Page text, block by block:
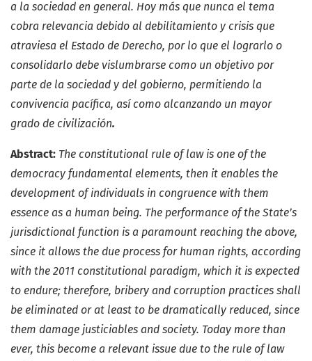
a la sociedad en general. Hoy más que nunca el tema
cobra relevancia debido al debilitamiento y crisis que
atraviesa el Estado de Derecho, por lo que el lograrlo o
consolidarlo debe vislumbrarse como un objetivo por
parte de la sociedad y del gobierno, permitiendo la
convivencia pacífica, así como alcanzando un mayor
grado de civilización.
Abstract: The constitutional rule of law is one of the
democracy fundamental elements, then it enables the
development of individuals in congruence with them
essence as a human being. The performance of the State’s
jurisdictional function is a paramount reaching the above,
since it allows the due process for human rights, according
with the 2011 constitutional paradigm, which it is expected
to endure; therefore, bribery and corruption practices shall
be eliminated or at least to be dramatically reduced, since
them damage justiciables and society. Today more than
ever, this become a relevant issue due to the rule of law